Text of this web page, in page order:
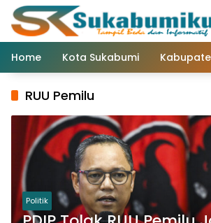
Langsung
konten
Home
Kota Sukabumi
RUU Pemilu
Politik